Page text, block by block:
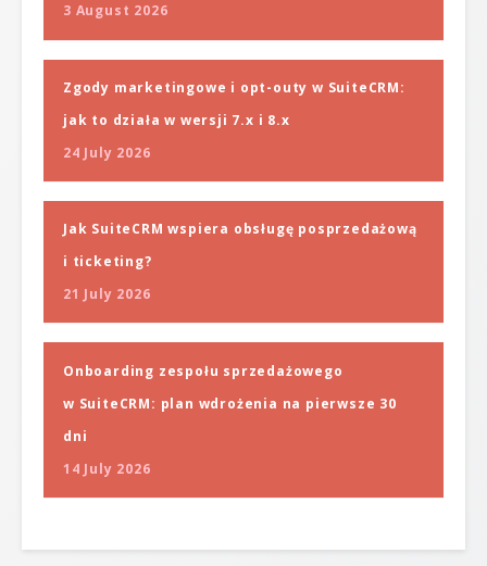
3 August 2026
Zgody marketingowe i opt-outy w SuiteCRM:
jak to działa w wersji 7.x i 8.x
24 July 2026
Jak SuiteCRM wspiera obsługę posprzedażową
i ticketing?
21 July 2026
Onboarding zespołu sprzedażowego
w SuiteCRM: plan wdrożenia na pierwsze 30
dni
14 July 2026